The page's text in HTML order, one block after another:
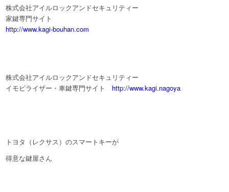
株式会社アイルロックアンドセキュリティー
家鍵専門サイト
http://www.kagi-bouhan.com
株式会社アイルロックアンドセキュリティー
イモビライザー・車鍵専門サイト http://www.kagi.nagoya
トヨタ（レクサス）のスマートキーが
得意な鍵屋さん